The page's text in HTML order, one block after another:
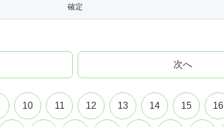
次へ
10 11 12 13 14 15 16